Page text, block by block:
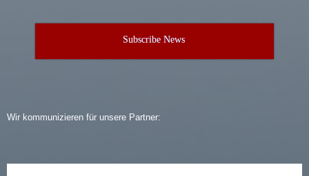
Subscribe News
Wir kommunizieren für unsere Partner: